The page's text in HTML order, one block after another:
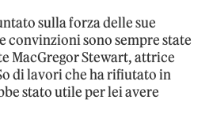
sulla forza delle sue
convinzioni sono sempre state
MacGregor Stewart, attrice
di lavori che ha rifiutato in
stato utile per lei avere